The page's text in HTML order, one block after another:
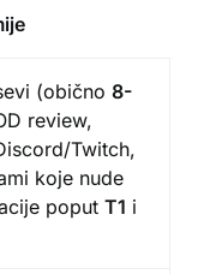
(obično8-
review,
Twitch,
koje nude
poputT1 i